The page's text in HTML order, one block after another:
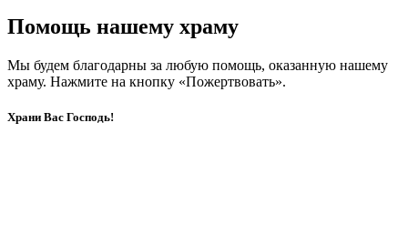
Помощь нашему храму
Мы будем благодарны за любую помощь, оказанную нашему
храму. Нажмите на кнопку «Пожертвовать».
Храни Вас Господь!